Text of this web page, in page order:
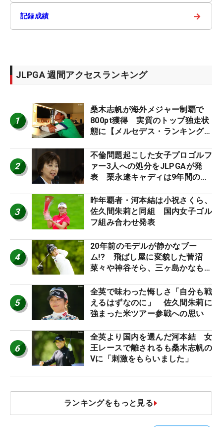
記録成績 →
JLPGA 週間アクセスランキング
1
桑木志帆が海外メジャー制覇で
800pt獲得 実質のトップ独走状
態に【メルセデス・ランキング番
2
不倫問題起こした女子プロゴルフ
ァー3人への処分をJLPGAが発
表 栗永遼キャディは9年間の立
3
昨年覇者・河本結は小祝さくら、
佐久間朱莉と同組 国内女子ゴル
フ組み合わせ発表
4
20年前のモデルが静かなブー
ム!? 飛ばし屋に変貌した菅沼
菜々や神谷そら、三ヶ島かなも使
ロたちの“飛ばしギア”】
5
全英で味わった悔しさ「自分も戦
えるはずなのに」 佐久間朱莉に
強まった米ツアー参戦への思い
6
全英より国内を選んだ河本結 女
王レースで離されるも桑木志帆の
Vに「刺激をもらいました」
ランキングをもっと見る